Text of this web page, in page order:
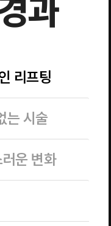
과
리프팅
는 시술
운 변화